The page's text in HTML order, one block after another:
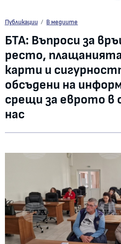
Публикации В медиите
БТА: Въпроси за връщането на ресто,
БТА: Въпроси за
ресто,
карти и
обсъдени на
срещи за еврото в
нас